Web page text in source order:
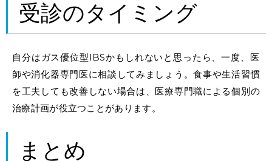
受診のタイミング
自分はガス優位型IBSかもしれないと思ったら、一度、医
師や消化器専門医に相談してみましょう。食事や生活習慣
を工夫しても改善しない場合は、医療専門職による個別の
治療計画が役立つことがあります。
まとめ